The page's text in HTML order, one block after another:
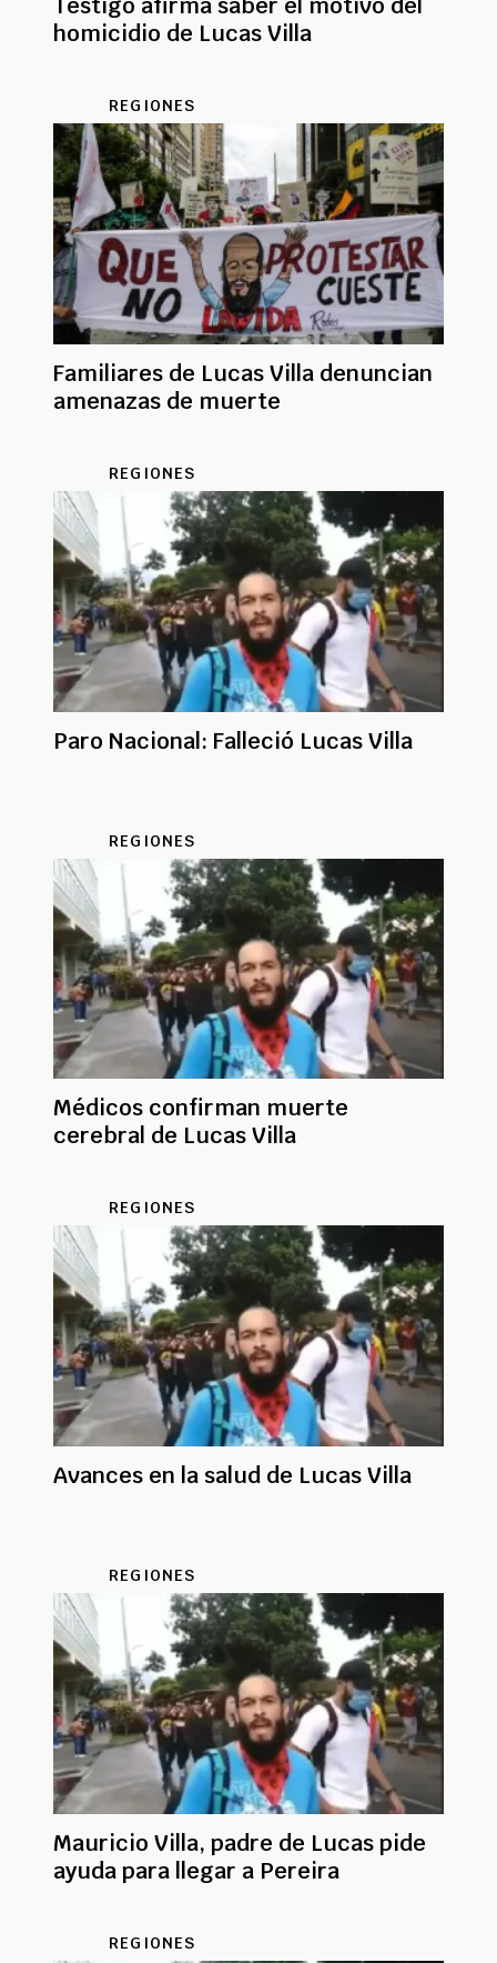
homicidio de Lucas Villa
REGIONES
Familiares de Lucas Villa denuncian
amenazas de muerte
REGIONES
Paro Nacional: Falleció Lucas Villa
REGIONES
Médicos confirman muerte
cerebral de Lucas Villa
REGIONES
Avances en la salud de Lucas Villa
REGIONES
Mauricio Villa, padre de Lucas pide
ayuda para llegar a Pereira
REGIONES